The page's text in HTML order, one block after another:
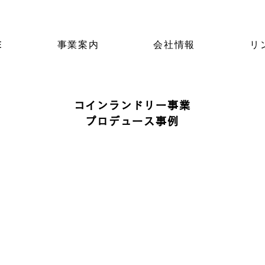
事業案内 会社情報 リ
コインランドリー事業
プロデュース事例